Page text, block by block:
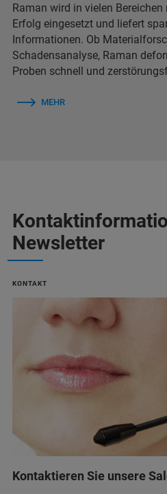
Raman wird in vielen
Erfolg eingesetzt und liefert
Informationen. Ob
Schadensanalyse, Raman
Proben schnell und
MEHR
Newsletter
KONTAKT
Kontaktieren Sie unsere